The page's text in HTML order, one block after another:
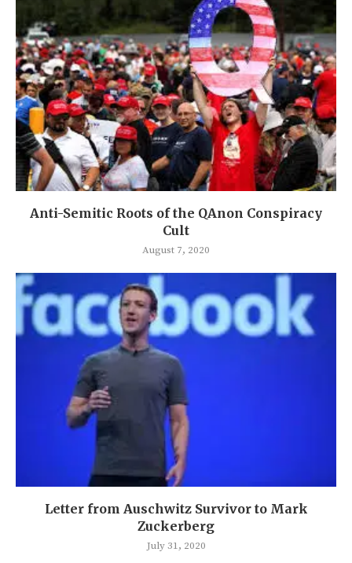
Anti-Semitic Roots of the QAnon Conspiracy
Cult
August 7, 2020
Letter from Auschwitz Survivor to Mark
Zuckerberg
July 31, 2020